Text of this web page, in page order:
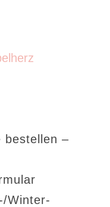
bestellen –
Winter-